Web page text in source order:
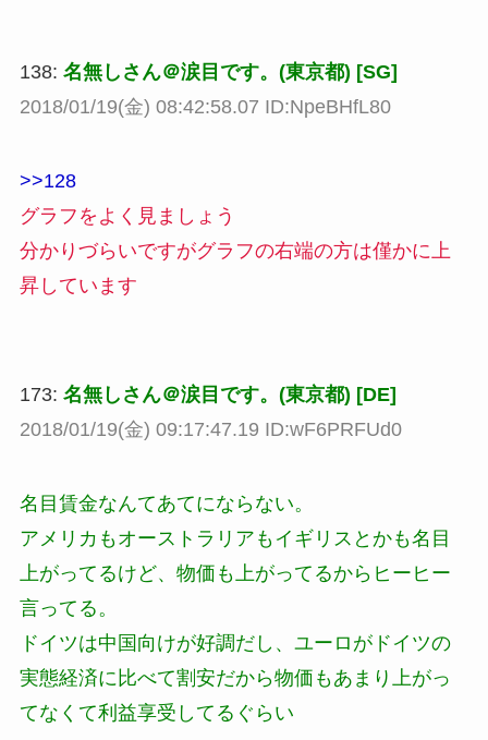
138: 名無しさん＠涙目です。(東京都) [SG]
2018/01/19(金) 08:42:58.07 ID:NpeBHfL80
>>128
グラフをよく見ましょう
分かりづらいですがグラフの右端の方は僅かに上
昇しています
173: 名無しさん＠涙目です。(東京都) [DE]
2018/01/19(金) 09:17:47.19 ID:wF6PRFUd0
名目賃金なんてあてにならない。
アメリカもオーストラリアもイギリスとかも名目
上がってるけど、物価も上がってるからヒーヒー
言ってる。
ドイツは中国向けが好調だし、ユーロがドイツの
実態経済に比べて割安だから物価もあまり上がっ
てなくて利益享受してるぐらい